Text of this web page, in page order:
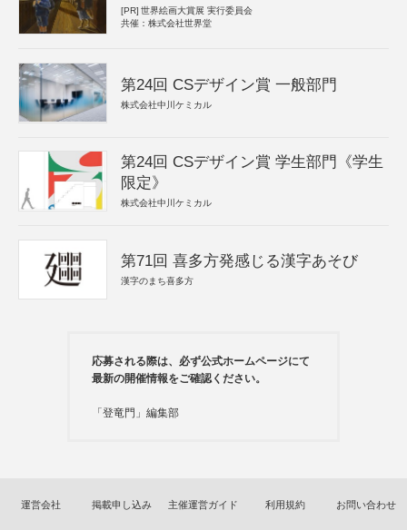
[PR] 世界絵画大賞展 実行委員会
共催：株式会社世界堂
第24回 CSデザイン賞 一般部門
株式会社中川ケミカル
第24回 CSデザイン賞 学生部門《学生
限定》
株式会社中川ケミカル
第71回 喜多方発感じる漢字あそび
漢字のまち喜多方
応募される際は、必ず公式ホームページにて
最新の開催情報をご確認ください。
「登竜門」編集部
運営会社 掲載申し込み 主催運営ガイド 利用規約 お問い合わせ